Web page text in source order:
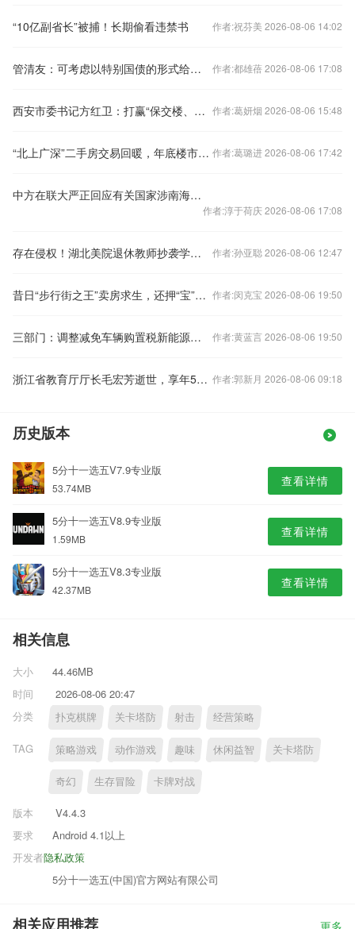
“10亿副省长”被捕！长期偷看违禁书 作者:祝芬美 2026-08-06 14:02
管清友：可考虑以特别国债的形式给老百姓发现金补贴 作者:都雄蓓 2026-08-06 17:08
西安市委书记方红卫：打赢“保交楼、保回迁”攻坚战 作者:葛妍烟 2026-08-06 15:48
“北上广深”二手房交易回暖，年底楼市怎样看？ 作者:葛璐进 2026-08-06 17:42
中方在联大严正回应有关国家涉南海问题错误言论
作者:淳于荷庆 2026-08-06 17:08
存在侵权！湖北美院退休教师抄袭学生作品被判赔偿10万元 作者:孙亚聪 2026-08-06 12:47
昔日“步行街之王”卖房求生，还押“宝”千元羽绒服 作者:闵克宝 2026-08-06 19:50
三部门：调整减免车辆购置税新能源汽车产品技术要求 作者:黄蓝言 2026-08-06 19:50
浙江省教育厅厅长毛宏芳逝世，享年58岁 作者:郭新月 2026-08-06 09:18
历史版本
5分十一选五V7.9专业版
53.74MB 查看详情
5分十一选五V8.9专业版
1.59MB 查看详情
5分十一选五V8.3专业版
42.37MB 查看详情
相关信息
大小
44.46MB
时间
2026-08-06 20:47
分类
扑克棋牌 关卡塔防 射击 经营策略
TAG 策略游戏 动作游戏 趣味 休闲益智 关卡塔防
奇幻 生存冒险 卡牌对战
版本
V4.4.3
要求
Android 4.1以上
隐私政策
开发者
5分十一选五(中国)官方网站有限公司
相关应用推荐